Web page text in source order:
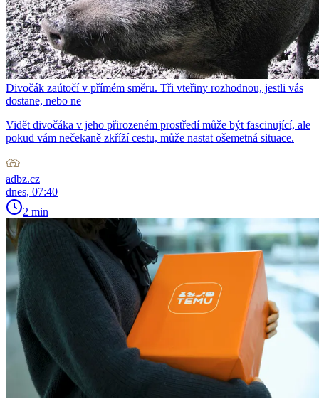
Divočák zaútočí v přímém směru. Tři vteřiny rozhodnou, jestli vás
dostane, nebo ne
Vidět divočáka v jeho přirozeném prostředí může být fascinující, ale
pokud vám nečekaně zkříží cestu, může nastat ošemetná situace.
adbz.cz
dnes, 07:40
2 min